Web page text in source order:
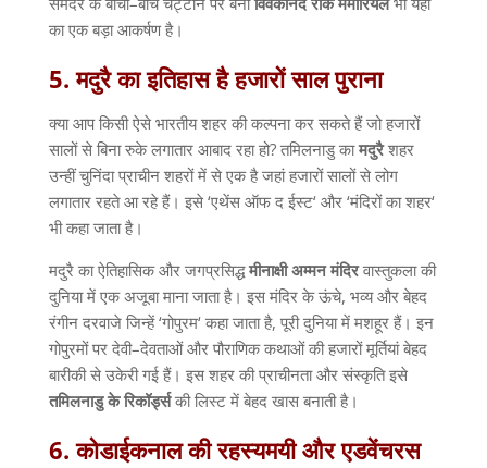
का एक बड़ा आकर्षण है।
5.मदुरै का इतिहास है हजारों साल पुराना
क्या आप किसी ऐसे भारतीय शहर की कल्पना कर सकते हैं जो हजारों
सालों से बिना रुके लगातार आबाद रहा हो? तमिलनाडु कामदुरैशहर
उन्हीं चुनिंदा प्राचीन शहरों में से एक है जहां हजारों सालों से लोग
लगातार रहते आ रहे हैं। इसे‘एथेंस ऑफ द ईस्ट‘ और‘मंदिरों का शहर‘
भी कहा जाता है।
मदुरै का ऐतिहासिक और जगप्रसिद्धमीनाक्षी अम्मन मंदिरवास्तुकला की
दुनिया में एक अजूबा माना जाता है। इस मंदिर के ऊंचे, भव्य और बेहद
रंगीन दरवाजे जिन्हें‘गोपुरम‘ कहा जाता है, पूरी दुनिया में मशहूर हैं। इन
गोपुरमों पर देवी–देवताओं और पौराणिक कथाओं की हजारों मूर्तियां बेहद
बारीकी से उकेरी गई हैं। इस शहर की प्राचीनता और संस्कृति इसे
तमिलनाडु के रिकॉर्ड्सकी लिस्ट में बेहद खास बनाती है।
6.कोडाईकनाल की रहस्यमयी और एडवेंचरस